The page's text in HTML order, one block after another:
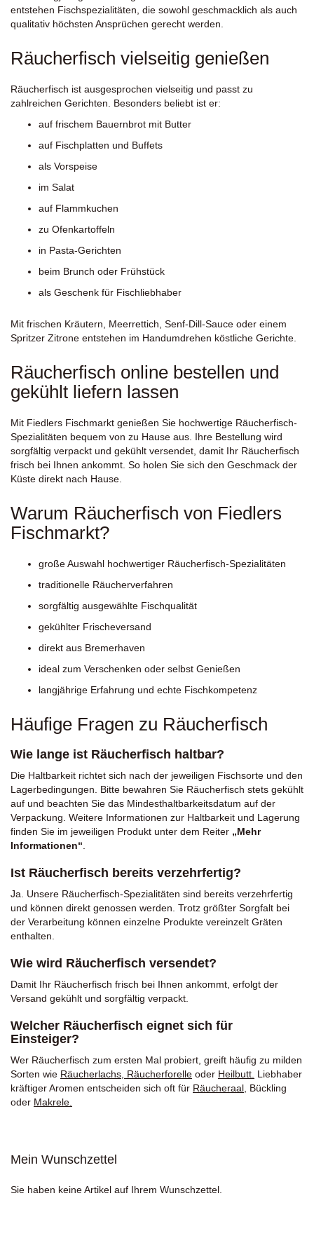
entstehen Fischspezialitäten, die sowohl geschmacklich als auch
qualitativ höchsten Ansprüchen gerecht werden.
Räucherfisch vielseitig genießen
Räucherfisch ist ausgesprochen vielseitig und passt zu
zahlreichen Gerichten. Besonders beliebt ist er:
auf frischem Bauernbrot mit Butter
auf Fischplatten und Buffets
als Vorspeise
im Salat
auf Flammkuchen
zu Ofenkartoffeln
in Pasta-Gerichten
beim Brunch oder Frühstück
als Geschenk für Fischliebhaber
Mit frischen Kräutern, Meerrettich, Senf-Dill-Sauce oder einem
Spritzer Zitrone entstehen im Handumdrehen köstliche Gerichte.
Räucherfisch online bestellen und
gekühlt liefern lassen
Mit Fiedlers Fischmarkt genießen Sie hochwertige Räucherfisch-
Spezialitäten bequem von zu Hause aus. Ihre Bestellung wird
sorgfältig verpackt und gekühlt versendet, damit Ihr Räucherfisch
frisch bei Ihnen ankommt. So holen Sie sich den Geschmack der
Küste direkt nach Hause.
Warum Räucherfisch von Fiedlers
Fischmarkt?
große Auswahl hochwertiger Räucherfisch-Spezialitäten
traditionelle Räucherverfahren
sorgfältig ausgewählte Fischqualität
gekühlter Frischeversand
direkt aus Bremerhaven
ideal zum Verschenken oder selbst Genießen
langjährige Erfahrung und echte Fischkompetenz
Häufige Fragen zu Räucherfisch
Wie lange ist Räucherfisch haltbar?
Die Haltbarkeit richtet sich nach der jeweiligen Fischsorte und den
Lagerbedingungen. Bitte bewahren Sie Räucherfisch stets gekühlt
auf und beachten Sie das Mindesthaltbarkeitsdatum auf der
Verpackung. Weitere Informationen zur Haltbarkeit und Lagerung
finden Sie im jeweiligen Produkt unter dem Reiter „Mehr
Informationen“
Ist Räucherfisch bereits verzehrfertig?
Ja. Unsere Räucherfisch-Spezialitäten sind bereits verzehrfertig
und können direkt genossen werden. Trotz größter Sorgfalt bei
der Verarbeitung können einzelne Produkte vereinzelt Gräten
enthalten.
Wie wird Räucherfisch versendet?
Damit Ihr Räucherfisch frisch bei Ihnen ankommt, erfolgt der
Versand gekühlt und sorgfältig verpackt.
Welcher Räucherfisch eignet sich für
Einsteiger?
Wer Räucherfisch zum ersten Mal probiert, greift häufig zu milden
Sorten wie Räucherlachs Räucherforelle oder Heilbutt Liebhaber
kräftiger Aromen entscheiden sich oft für Räucheraal Bückling
oder Makrele
Mein Wunschzettel
Sie haben keine Artikel auf Ihrem Wunschzettel.